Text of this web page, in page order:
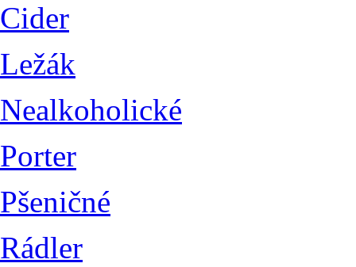
Cider
Ležák
Nealkoholické
Porter
Pšeničné
Rádler